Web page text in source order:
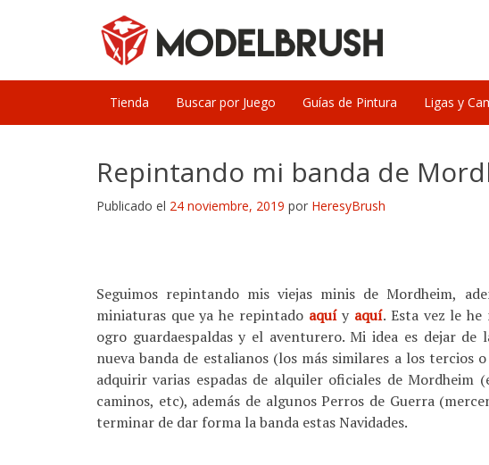
Tienda Buscar por Juego Guías de Pintura Ligas y
Repintando mi banda de
Publicado el 24 noviembre, 2019 por HeresyBrush
Seguimos repintando mis viejas minis de Mordheim,
miniaturas que ya he repintado aquíy aquí. Esta vez le
ogro guardaespaldas y el aventurero. Mi idea es dejar de
nueva banda de estalianos (los más similares a los tercios
adquirir varias espadas de alquiler oficiales de Mordheim
caminos, etc), además de algunos Perros de Guerra
terminar de dar forma la banda estas Navidades.